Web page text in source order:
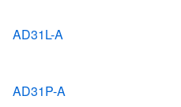
AD31L-A
AD31P-A